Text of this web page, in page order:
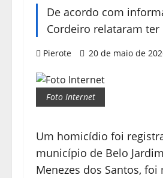
De acordo com
Cordeiro relataram
Pierote 20 de maio de
Foto Internet
Um homicídio foi
município de Belo
Menezes dos Santos,